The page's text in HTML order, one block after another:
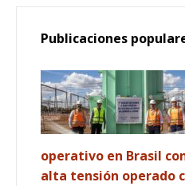
Publicaciones
operativo en Brasil
alta tensión operado